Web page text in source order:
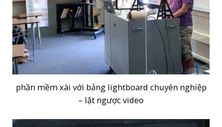
phần mềm xài với bảng lightboard chuyên nghiệp
– lật ngược video